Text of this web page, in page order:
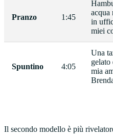
Pranzo 1:45
acqua
in
miei
Spuntino 4:05
Una
gelato
mia
Il secondo modello è più